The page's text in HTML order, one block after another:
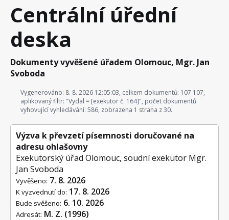
Centrální úřední
deska
Dokumenty vyvěšené úřadem Olomouc, Mgr. Jan
Svoboda
Vygenerováno: 8. 8. 2026 12:05:03, celkem dokumentů: 107 107,
aplikovaný filtr: "Vydal = [exekutor č. 164]", počet dokumentů
vyhovující vyhledávání: 586, zobrazena 1 strana z 30.
Výzva k převzetí písemnosti doručované na
adresu ohlašovny
Exekutorský úřad Olomouc, soudní exekutor Mgr.
Jan Svoboda
Vyvěšeno: 7. 8. 2026
Adresát: M. Z. (1996)
K vyzvednutí do: 17. 8. 2026
Bude svěšeno: 6. 10. 2026